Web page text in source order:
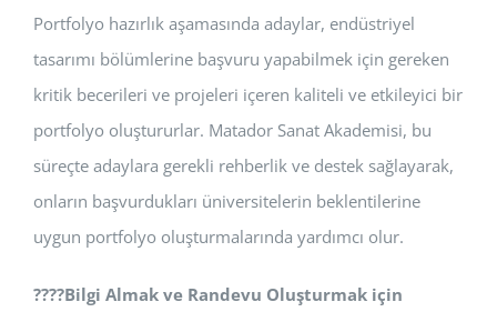
Portfolyo hazırlık aşamasında adaylar, endüstriyel
tasarımı bölümlerine başvuru yapabilmek için gereken
kritik becerileri ve projeleri içeren kaliteli ve etkileyici bir
portfolyo oluştururlar. Matador Sanat Akademisi, bu
süreçte adaylara gerekli rehberlik ve destek sağlayarak,
onların başvurdukları üniversitelerin beklentilerine
uygun portfolyo oluşturmalarında yardımcı olur.
????Bilgi Almak ve Randevu Oluşturmak için